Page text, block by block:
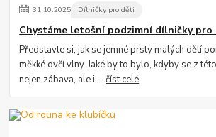
31.10.2025 Dílničky pro děti
Chystáme letošní podzimní dílničky pro
Představte si, jak se jemné prsty malých dětí
měkké ovčí vlny. Jaké by to bylo, kdyby se z
nejen zábava, ale i ...číst celé